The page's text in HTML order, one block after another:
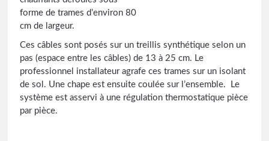
forme de trames d’environ 80
cm de largeur.
Ces câbles sont posés sur un treillis synthétique selon un
pas (espace entre les câbles) de 13 à 25 cm. Le
professionnel installateur agrafe ces trames sur un isolant
de sol. Une chape est ensuite coulée sur l’ensemble. Le
système est asservi à une régulation thermostatique pièce
par pièce.